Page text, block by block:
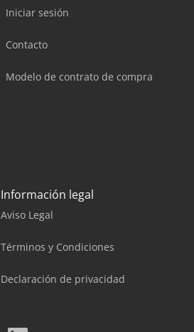
Iniciar sesión
Contacto
Modelo de contrato de compra
Información legal
Aviso Legal
Términos y Condiciones
Declaración de privacidad